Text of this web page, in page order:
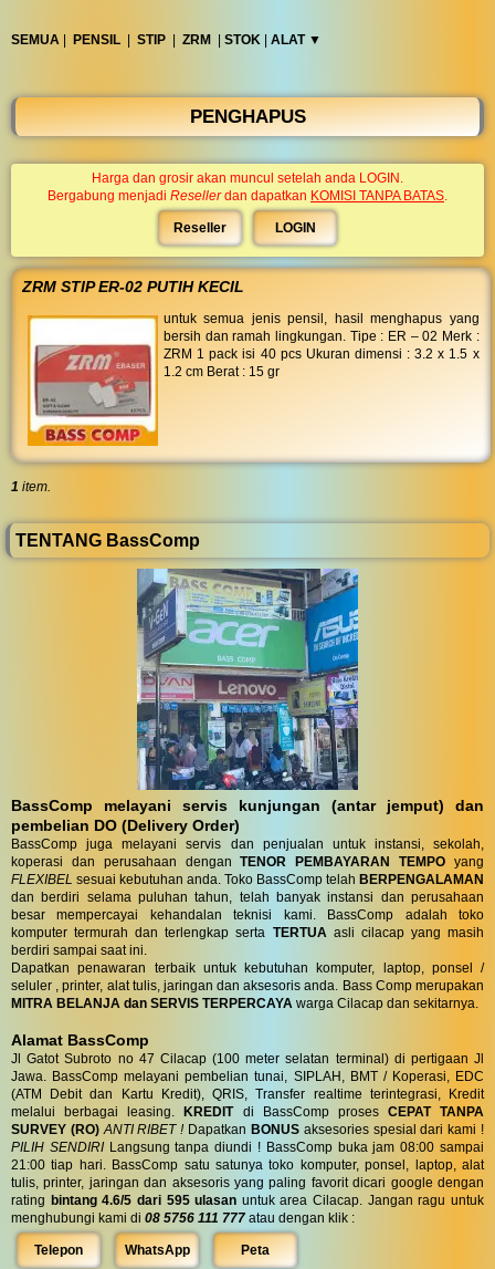
SEMUA PENSIL STIP ZRM STOK ALAT ▼︎
PENGHAPUS
Harga dan grosir akan muncul setelah anda LOGIN.
Bergabung menjadi Resellerdan dapatkan KOMISI TANPA BATAS.
Reseller LOGIN
ZRM STIP ER-02 PUTIH KECIL
untuk semua jenis pensil, hasil menghapus yang
bersih dan ramah lingkungan. Tipe : ER – 02 Merk :
ZRM 1 pack isi 40 pcs Ukuran dimensi : 3.2 x 1.5 x
1.2 cm Berat : 15 gr
1 item.
TENTANG BassComp
BassComp melayani servis kunjungan (antar jemput) dan
pembelian DO (Delivery Order)
BassComp juga melayani servis dan penjualan untuk instansi, sekolah,
koperasi dan perusahaan denganTENOR PEMBAYARAN TEMPO yang
FLEXIBEL sesuai kebutuhan anda. Toko BassComp telah BERPENGALAMAN
dan berdiri selama puluhan tahun, telah banyak instansi dan perusahaan
besar mempercayai kehandalan teknisi kami. BassComp adalah toko
komputer termurah dan terlengkap serta TERTUAasli cilacap yang masih
berdiri sampai saat ini.
Dapatkan penawaran terbaik untuk kebutuhan komputer, laptop, ponsel /
seluler , printer, alat tulis, jaringan dan aksesoris anda. Bass Comp merupakan
MITRA BELANJA dan SERVIS TERPERCAYA warga Cilacap dan sekitarnya.
Alamat BassComp
Jl Gatot Subroto no 47 Cilacap (100 meter selatan terminal) di pertigaan Jl
Jawa. BassComp melayani pembelian tunai, SIPLAH, BMT / Koperasi, EDC
(ATM Debit dan Kartu Kredit), QRIS, Transfer realtime terintegrasi, Kredit
melalui berbagai leasing.
KREDITdi BassComp proses CEPAT TANPA
SURVEY (RO) ANTI RIBET !Dapatkan BONUSaksesories spesial dari kami !
PILIH SENDIRILangsung tanpa diundi ! BassComp buka jam 08:00 sampai
21:00 tiap hari. BassComp satu satunya toko komputer, ponsel, laptop, alat
tulis, printer, jaringan dan aksesoris yang paling favorit dicari google dengan
rating bintang 4.6/5 dari 595 ulasan untuk area Cilacap. Jangan ragu untuk
menghubungi kami di 08 5756 111 777 atau dengan klik :
Telepon WhatsApp Peta